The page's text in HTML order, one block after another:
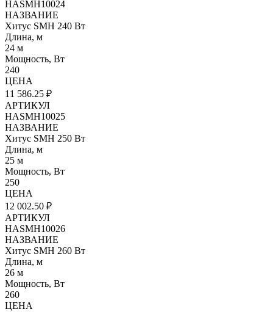
HASMH10024
НАЗВАНИЕ
Хитус SMH 240 Вт
Длина, м
24 м
Мощность, Вт
240
ЦЕНА
11 586.25 ₽
АРТИКУЛ
HASMH10025
НАЗВАНИЕ
Хитус SMH 250 Вт
Длина, м
25 м
Мощность, Вт
250
ЦЕНА
12 002.50 ₽
АРТИКУЛ
HASMH10026
НАЗВАНИЕ
Хитус SMH 260 Вт
Длина, м
26 м
Мощность, Вт
260
ЦЕНА